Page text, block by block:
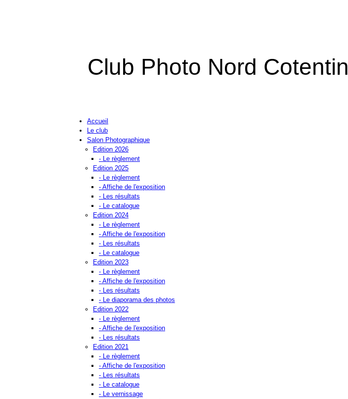
Club Photo Nord Cotentin
Accueil
Le club
Salon Photographique
Edition 2026
- Le règlement
Edition 2025
- Le règlement
- Affiche de l'exposition
- Les résultats
- Le catalogue
Edition 2024
- Le règlement
- Affiche de l'exposition
- Les résultats
- Le catalogue
Edition 2023
- Le règlement
- Affiche de l'exposition
- Les résultats
- Le diaporama des photos
Edition 2022
- Le règlement
- Affiche de l'exposition
- Les résultats
Edition 2021
- Le règlement
- Affiche de l'exposition
- Les résultats
- Le catalogue
- Le vernissage